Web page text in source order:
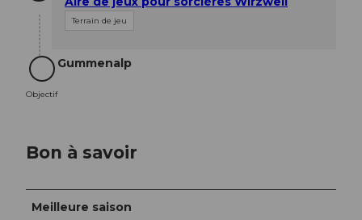
Terrain de jeu
Objectif
Objectif
Gummenalp
Bon à savoir
Meilleure saison